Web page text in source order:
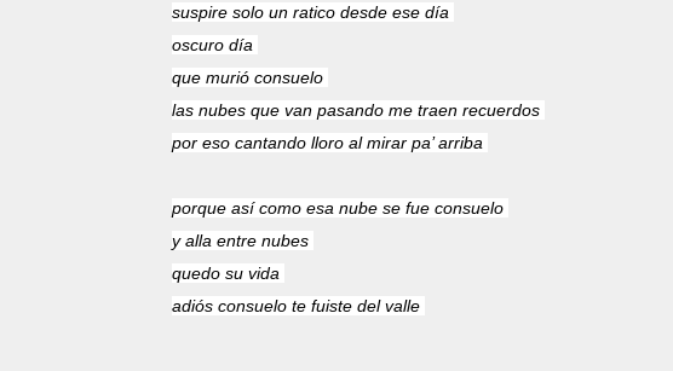
suspire solo un ratico desde ese día
oscuro día
que murió consuelo
las nubes que van pasando me traen recuerdos
por eso cantando lloro al mirar pa’ arriba
porque así como esa nube se fue consuelo
y alla entre nubes
quedo su vida
adiós consuelo te fuiste del valle